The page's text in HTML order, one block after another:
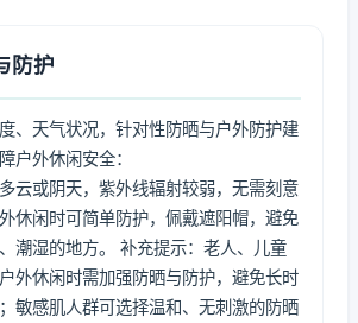
防护
、天气状况，针对性防晒与户外防护建
户外休闲安全：
云或阴天，紫外线辐射较弱，无需刻意
休闲时可简单防护，佩戴遮阳帽，避免
潮湿的地方。 补充提示：老人、儿童
外休闲时需加强防晒与防护，避免长时
敏感肌人群可选择温和、无刺激的防晒